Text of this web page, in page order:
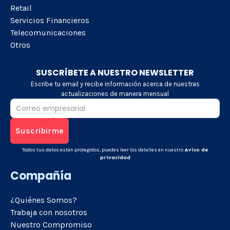
Retail
Servicios Financieros
Telecomunicaciones
Otros
SUSCRÍBETE A NUESTRO NEWSLETTER
Escribe tu email y recibe información acerca de nuestras
actualizaciones de manera mensual
Todos tus datos están protegidos, puedes leer los detalles en nuestroAviso de
privacidad
Compañía
¿Quiénes Somos?
Trabaja con nosotros
Nuestro Compromiso